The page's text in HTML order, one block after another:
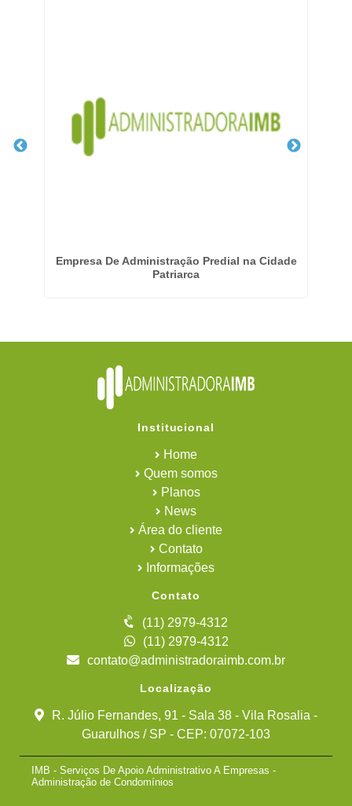
Empresa De Administração Predial na Cidade
Patriarca
Institucional
Home
Quem somos
Planos
News
Área do cliente
Contato
Informações
Contato
(11) 2979-4312
(11) 2979-4312
contato@administradoraimb.com.br
Localização
R. Júlio Fernandes, 91 - Sala 38 - Vila Rosalia -
Guarulhos / SP - CEP: 07072-103
IMB - Serviços De Apoio Administrativo A Empresas -
Administração de Condomínios